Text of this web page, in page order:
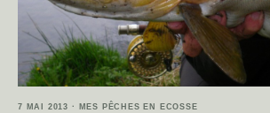
7 MAI 2013 · MES PÊCHES EN ECOSSE